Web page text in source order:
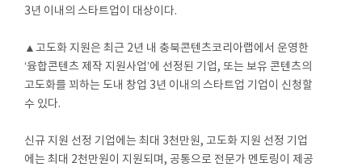
3년 이내의 스타트업이 대상이다.
▲고도화 지원은 최근 2년 내 충북콘텐츠코리아랩에서 운영한
‘융합콘텐츠 제작 지원사업’에 선정된 기업, 또는 보유 콘텐츠의
고도화를 꾀하는 도내 창업 3년 이내의 스타트업 기업이 신청할
수 있다.
신규 지원 선정 기업에는 최대 3천만원, 고도화 지원 선정 기업
에는 최대 2천만원이 지원되며, 공통으로 전문가 멘토링이 제공